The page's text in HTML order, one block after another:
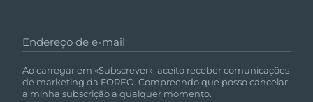
Endereço de e-mail
Ao carregar em «Subscrever», aceito receber comunicações
de marketing da FOREO. Compreendo que posso cancelar
a minha subscrição a qualquer momento.